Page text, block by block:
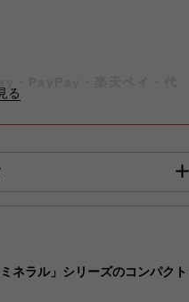
日（金）迄に順次発送いた
ネラル」シリーズのコンパクト